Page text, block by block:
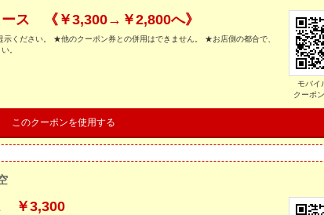
ス 《￥3,300→￥2,800へ》
ください。 ★他のクーポン券との併用はできません。 ★お店側の都合で、
。
モバイ
クーポ
このクーポンを使用する
￥3,300